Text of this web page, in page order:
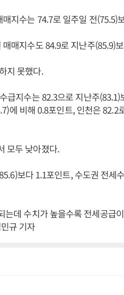
매지수는 74.7로 일주일 전(75.5)
매매지수도 84.9로 지난주(85.9)
지 못했다.
급지수는 82.3으로 지난주
에 비해 0.8포인트, 인천은 82.2
모두 낮아졌다.
보다 1.1포인트, 수도권 전세
데 수치가 높을수록 전세공급
규 기자